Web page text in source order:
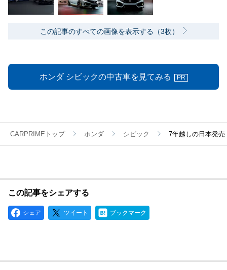
この記事のすべての画像を表示する（3枚）
ホンダ シビックの中古車を見てみる PR
CARPRIMEトップ ホンダ シビック 7年越しの日本発
この記事をシェアする
シェア ツイート ブックマーク